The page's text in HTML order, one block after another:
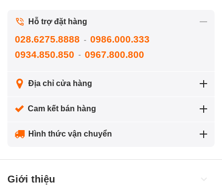
Hỗ trợ đặt hàng
028.6275.8888 - 0986.000.333
0934.850.850 - 0967.800.800
Địa chỉ cửa hàng
Cam kết bán hàng
Hình thức vận chuyển
Giới thiệu